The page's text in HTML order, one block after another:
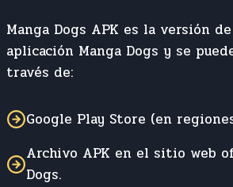
Manga Dogs APK es la versión
aplicación Manga Dogs y se
través de:
Google Play Store (en
Archivo APK en el sitio web
Dogs.